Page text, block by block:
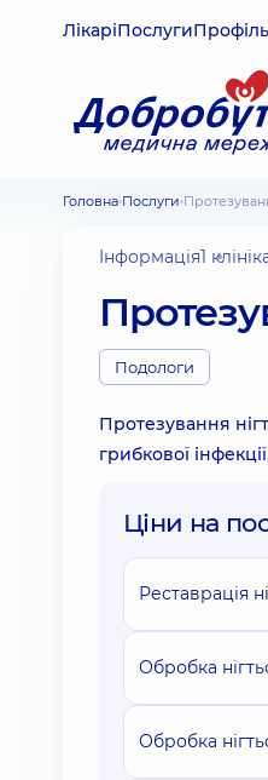
ЛікаріПослуги
Головна Послуги
Інформація1
Подологи
Протезування
грибкової
Ціни на
Реставрація
Обробка
Обробка